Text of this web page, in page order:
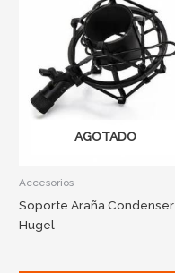
AGOTADO
Accesorios
Soporte Araña Condenser
Hugel